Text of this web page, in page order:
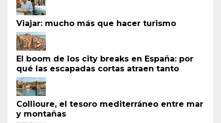
Viajar: mucho más que hacer turismo
El boom de los city breaks en España: por
qué las escapadas cortas atraen tanto
Collioure, el tesoro mediterráneo entre mar
y montañas